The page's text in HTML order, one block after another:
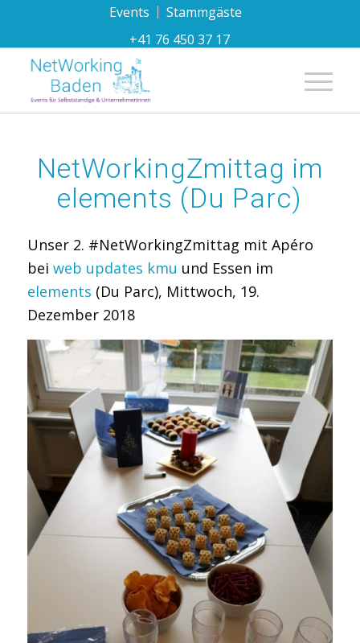
Events
Stammgäste
+41 76 450 37 17
NetWorkingZmittag im
elements (Du Parc)
Unser 2. #NetWorkingZmittag mit Apéro
bei web updates kmu und Essen im
elements (Du Parc), Mittwoch, 19.
Dezember 2018